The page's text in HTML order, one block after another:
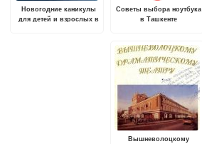
Новогодние каникулы
для детей и взрослых в
Советы выбора ноутбука
в Ташкенте
Вышневолоцкому